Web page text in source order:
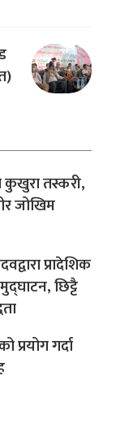
कुखुरा तस्करी,
जोखिम
प्रादेशिक
छिट्टै
प्रयोग गर्दा